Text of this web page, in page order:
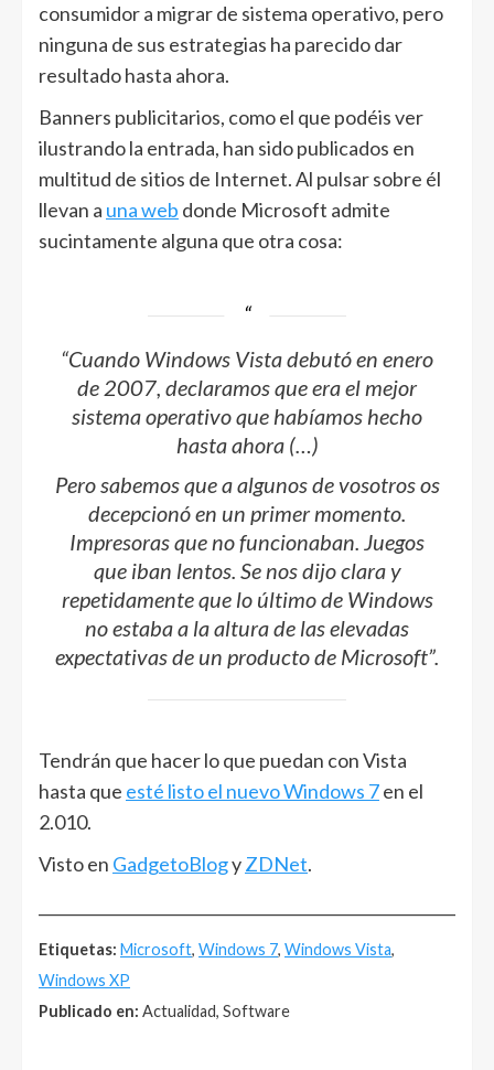
consumidor a migrar de sistema operativo, pero
ninguna de sus estrategias ha parecido dar
resultado hasta ahora.
Banners publicitarios, como el que podéis ver
ilustrando la entrada, han sido publicados en
multitud de sitios de Internet. Al pulsar sobre él
llevan a una web donde Microsoft admite
sucintamente alguna que otra cosa:
“Cuando Windows Vista debutó en enero
de 2007, declaramos que era el mejor
sistema operativo que habíamos hecho
hasta ahora (…)
Pero sabemos que a algunos de vosotros os
decepcionó en un primer momento.
Impresoras que no funcionaban. Juegos
que iban lentos. Se nos dijo clara y
repetidamente que lo último de Windows
no estaba a la altura de las elevadas
expectativas de un producto de Microsoft”.
Tendrán que hacer lo que puedan con Vista
hasta que esté listo el nuevo Windows 7en el
2.010.
Visto en GadgetoBlogyZDNet.
Etiquetas: Microsoft, Windows 7, Windows Vista,
Windows XP
Publicado en: Actualidad, Software